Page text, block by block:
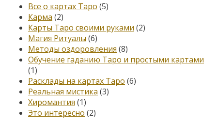
Все о картах Таро (5)
Карма (2)
Карты Таро своими руками (2)
Магия Ритуалы (6)
Методы оздоровления (8)
Обучение гаданию Таро и простыми картами
(1)
Расклады на картах Таро (6)
Реальная мистика (3)
Хиромантия (1)
Это интересно (2)